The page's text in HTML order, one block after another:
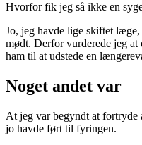
Hvorfor fik jeg så ikke en
Jo, jeg havde lige skiftet
mødt. Derfor vurderede jeg
ham til at udstede en
Noget andet var
At jeg var begyndt at fortryde
jo havde ført til fyringen.